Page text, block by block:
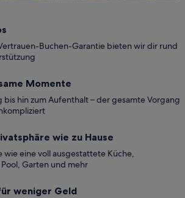
Buchen-Garantie bieten wir dir rund
Momente
bis hin zum Aufenthalt – der gesamte Vorgang
wie zu Hause
wie eine voll ausgestattete Küche,
Garten und mehr
weniger Geld